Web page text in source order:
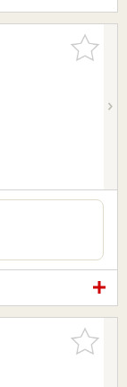
お気に入
りに追加
お気に入
りに追加